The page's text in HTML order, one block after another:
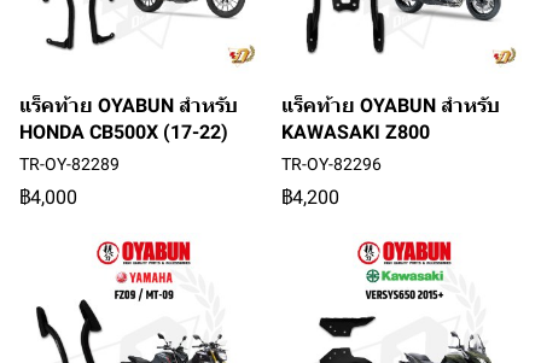
แร็คท้าย OYABUN สำหรับ
HONDA CB500X (17-22)
TR-OY-82289
฿4,000
แร็คท้าย OYABUN สำหรับ
KAWASAKI Z800
TR-OY-82296
฿4,200